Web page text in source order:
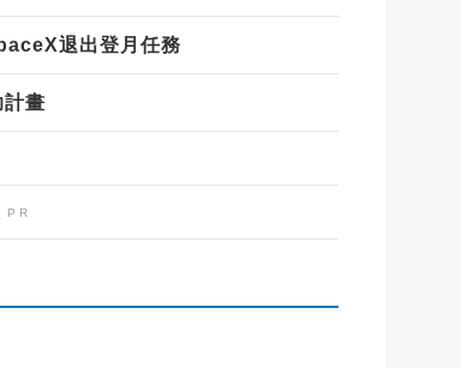
退出登月任務
畫